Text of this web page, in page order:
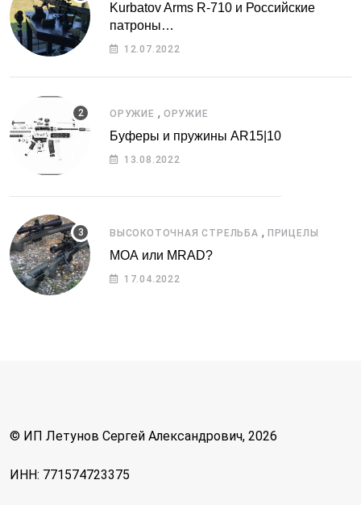
Kurbatov Arms R-710 и Российские
патроны…
12.07.2022
ОРУЖИЕ , ОРУЖИЕ
Буферы и пружины AR15|10
13.08.2022
ВЫСОКОТОЧНАЯ СТРЕЛЬБА , ПРИЦЕЛЫ
МОА или MRAD?
17.04.2022
© ИП Летунов Сергей Александрович, 2026
ИНН: 771574723375